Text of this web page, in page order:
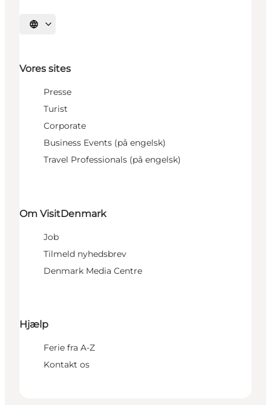
Vælg sprog
Vores sites
Presse
Turist
Corporate
Business Events (på engelsk)
Travel Professionals (på engelsk)
Om VisitDenmark
Job
Tilmeld nyhedsbrev
Denmark Media Centre
Hjælp
Ferie fra A-Z
Kontakt os